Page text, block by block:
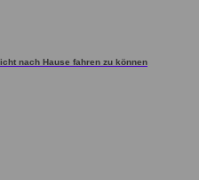
nach Hause fahren zu können